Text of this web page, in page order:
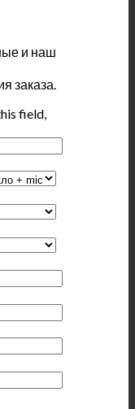
и наш
заказа.
field,